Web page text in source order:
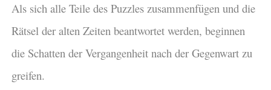
Als sich alle Teile des Puzzles zusammenfügen und die
Rätsel der alten Zeiten beantwortet werden, beginnen
die Schatten der Vergangenheit nach der Gegenwart zu
greifen.